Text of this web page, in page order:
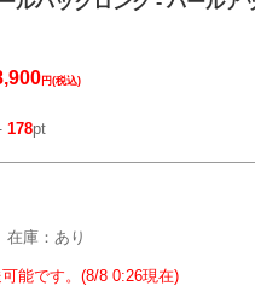
円(税込)
178pt
在庫：あり
能です。(8/8 0:26現在)